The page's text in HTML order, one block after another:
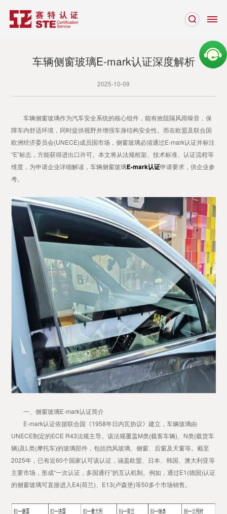
车辆侧窗玻璃E-mark认证深度解析
2025-10-09
车辆侧窗玻璃作为汽车安全系统的核心组件，能有效阻隔风雨噪音，保
障车内舒适环境，同时提供视野并增强车身结构安全性。而在欧盟及联合国
欧洲经济委员会(UNECE)成员国市场，侧窗玻璃必须通过E-mark认证并标注
“E”标志，方能获得进出口许可。本文将从法规框架、技术标准、认证流程等
维度，为申请企业详细解读，车辆侧窗玻璃E-mark认证申请要求，供企业参
考。
一、侧窗玻璃E-mark认证简介
E-mark认证依据联合国《1958年日内瓦协议》建立，车辆玻璃由
UNECE制定的ECE R43法规主导。该法规覆盖M类(载客车辆)、N类(载货车
辆)及L类(摩托车)的玻璃部件，包括挡风玻璃、侧窗、后窗及天窗等。截至
2025年，已有近60个国家认可该认证，涵盖欧盟、日本、韩国、澳大利亚等
主要市场，形成“一次认证，多国通行”的互认机制。例如，通过E1(德国)认证
的侧窗玻璃可直接进入E4(荷兰)、E13(卢森堡)等50多个市场销售。